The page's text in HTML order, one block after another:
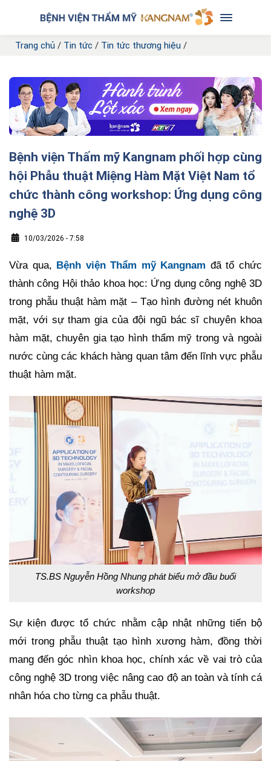
Trang chủ / Tin tức / Tin tức thương hiệu /
Bệnh viện Thẩm mỹ Kangnam phối hợp cùng
hội Phẫu thuật Miệng Hàm Mặt Việt Nam tổ
chức thành công workshop: Ứng dụng công
nghệ 3D
10/03/2026 - 7:58
Vừa qua, Bệnh viện Thẩm mỹ Kangnam đã tổ chức
thành công Hội thảo khoa học: Ứng dụng công nghệ 3D
trong phẫu thuật hàm mặt – Tạo hình đường nét khuôn
mặt, với sự tham gia của đội ngũ bác sĩ chuyên khoa
hàm mặt, chuyên gia tạo hình thẩm mỹ trong và ngoài
nước cùng các khách hàng quan tâm đến lĩnh vực phẫu
thuật hàm mặt.
TS.BS Nguyễn Hồng Nhung phát biểu mở đầu buổi
workshop
Sự kiện được tổ chức nhằm cập nhật những tiến bộ
mới trong phẫu thuật tạo hình xương hàm, đồng thời
mang đến góc nhìn khoa học, chính xác về vai trò của
công nghệ 3D trong việc nâng cao độ an toàn và tính cá
nhân hóa cho từng ca phẫu thuật.